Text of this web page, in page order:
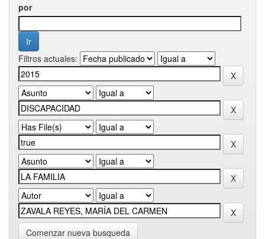
por
Filtros actuales:
Comenzar nueva busqueda